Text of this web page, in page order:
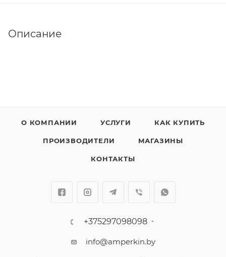
Описание
О КОМПАНИИ УСЛУГИ КАК КУПИТЬ
ПРОИЗВОДИТЕЛИ МАГАЗИНЫ
КОНТАКТЫ
+375297098098
info@amperkin.by